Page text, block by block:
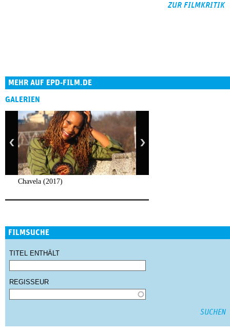
ZUR FILMKRITIK
MEHR AUF EPD-FILM.DE
GALERIEN
Chavela (2017)
FILMSUCHE
TITEL ENTHÄLT
REGISSEUR